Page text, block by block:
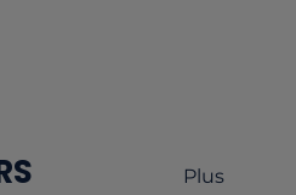
Plus